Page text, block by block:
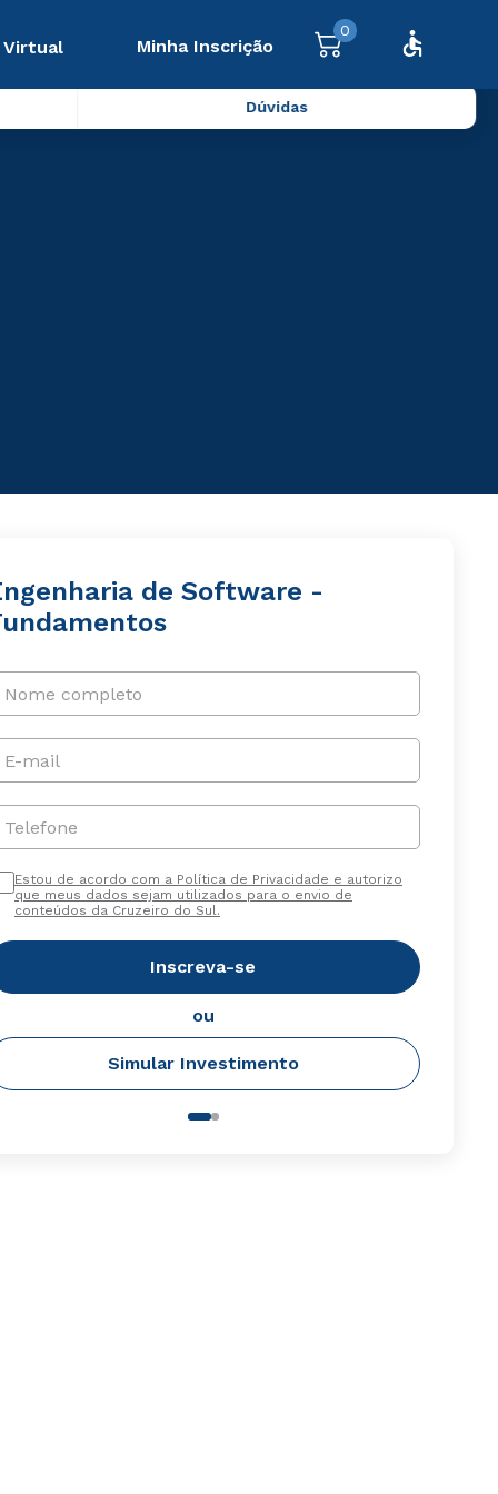
Virtual Minha Inscrição
0
Dúvidas
de Software -
Nome completo
E-mail
Telefone
Estou de acordo com a Política de Privacidade e autorizo
que meus dados sejam utilizados para o envio de
conteúdos da Cruzeiro do Sul.
Inscreva-se
ou
Simular Investimento